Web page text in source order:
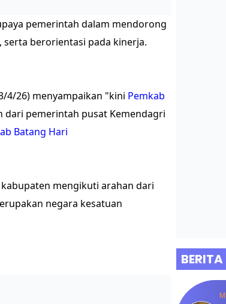
pemerintah dalam mendorong
berorientasi pada kinerja.
4/26) menyampaikan "kini Pemkab
pemerintah pusat Kemendagri
Batang Hari
mengikuti arahan dari
negara kesatuan
BERITA